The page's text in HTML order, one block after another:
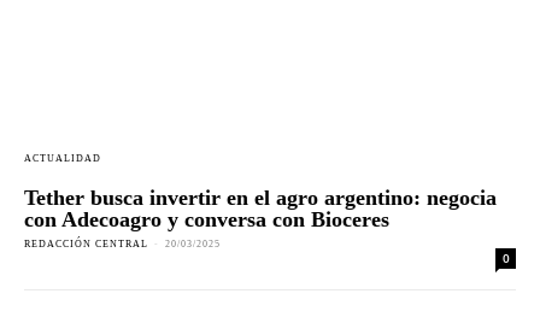
ACTUALIDAD
Tether busca invertir en el agro argentino: negocia
con Adecoagro y conversa con Bioceres
REDACCIÓN CENTRAL - 20/03/2025
0